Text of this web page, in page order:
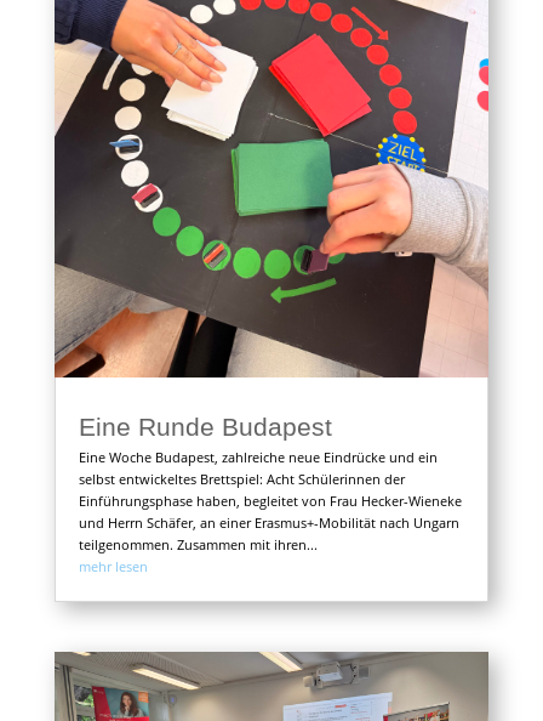
Eine Runde Budapest
Eine Woche Budapest, zahlreiche neue Eindrücke und ein
selbst entwickeltes Brettspiel: Acht Schülerinnen der
Einführungsphase haben, begleitet von Frau Hecker-Wieneke
und Herrn Schäfer, an einer Erasmus+-Mobilität nach Ungarn
teilgenommen. Zusammen mit ihren...
mehr lesen